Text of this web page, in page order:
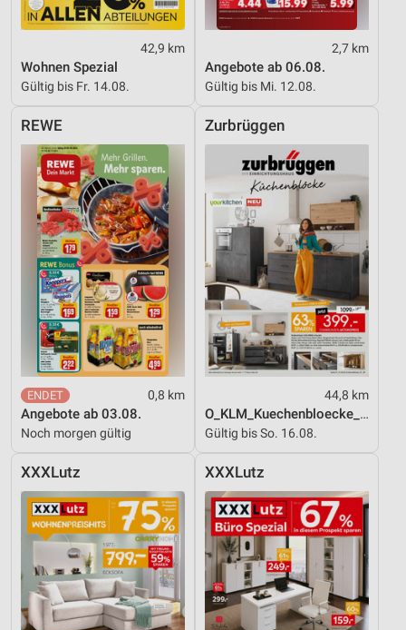
42,9 km
Wohnen Spezial
Gültig bis Fr. 14.08.
2,7 km
Angebote ab 06.08.
Gültig bis Mi. 12.08.
REWE
0,8 km
Angebote ab 03.08.
Noch morgen gültig
Zurbrüggen
44,8 km
O_KLM_Kuechenbloecke_01_26_ES
Gültig bis So. 16.08.
XXXLutz XXXLutz